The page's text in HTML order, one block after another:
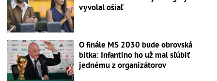
vyvolal ošiaľ
O finále MS 2030 bude obrovská
bitka: Infantino ho už mal sľúbiť
jednému z organizátorov